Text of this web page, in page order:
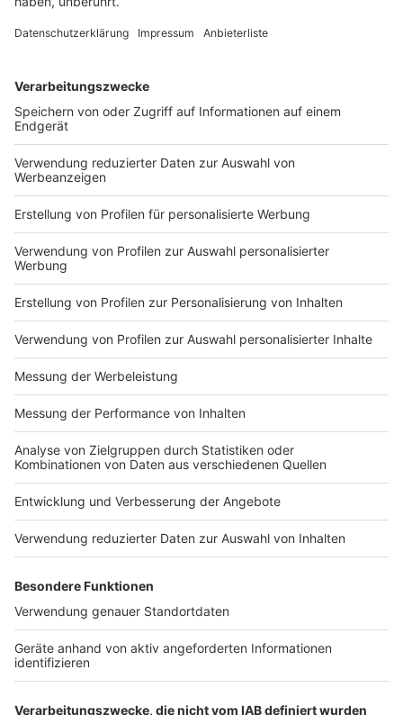
06:34 Uhr - Region: Handwerkskammer: "Mehr
Die Handwerkskammer in Münster fordert, dass bei
öffentlichen Bau-Projekten mehr Betriebe aus der
Region einbezogen werden. Die Bundesregierung hat
Coronakrise gelockert. Das gebe den Kommunen die
Möglichkeit, mehr Angebote von Handwerkern aus der
Region einzuholen, zum Beispiel bei Arbeiten an Kitas
und Schulen. Außerdem fordert die Handwerkskammer,
dass die Formulare für die öffentlichen Aufträge
einfacher und übersichtlicher werden.
Anzeige
05:35 Uhr - Osnabrück: Landgericht weist Klage zu
Gertrudenberger Höhlen ab
Auf dem Gelände über den Gertrudenberger Höhlen am
Rande der Osnabrücker Innenstadt gibt es keinen
Anspruch darauf, dass die Bundesrepublik Deutschland
Einsturz-Gefahren beseitigt. Das Landgericht
Grundstücksbesitzers abgewiesen. Er hatte sich auf
Bergbauschächte aus dem Mittelalter dienten im
Krieg als Bunker für 4.000 Menschen. Kein Grund,
daraus jetzt noch Forderungen abzuleiten, sagen die
Richter. Ansprüche seien spätestens seit 1966
erloschen. Damals waren alle Eingänge der Höhlen